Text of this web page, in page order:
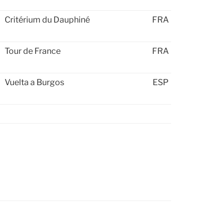
Critérium du Dauphiné FRA
Tour de France FRA
Vuelta a Burgos ESP